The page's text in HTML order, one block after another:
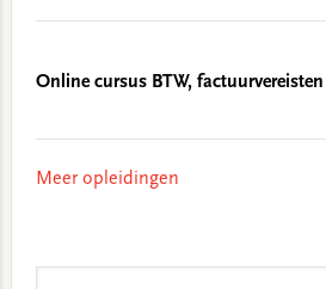
Online cursus BTW,
Meer opleidingen